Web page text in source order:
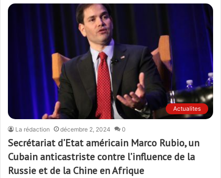
Actualites
La rédaction décembre 2, 2024 0
Secrétariat d’Etat américain Marco Rubio, un
Cubain anticastriste contre l’influence de la
Russie et de la Chine en Afrique